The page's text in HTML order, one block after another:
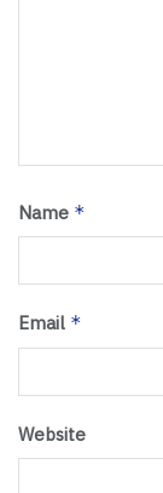
Name *
Email *
Website